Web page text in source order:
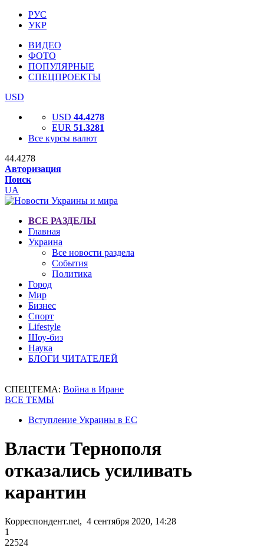
РУС
УКР
ВИДЕО
ФОТО
ПОПУЛЯРНЫЕ
СПЕЦПРОЕКТЫ
USD
USD 44.4278
EUR 51.3281
Все курсы валют
44.4278
Авторизация
Поиск
UA
ВСЕ РАЗДЕЛЫ
Главная
Украина
Все новости раздела
События
Политика
Город
Мир
Бизнес
Спорт
Lifestyle
Шоу-биз
Наука
БЛОГИ ЧИТАТЕЛЕЙ
СПЕЦТЕМА: Война в Иране
ВСЕ ТЕМЫ
Вступление Украины в ЕС
Власти Тернополя
отказались усиливать
карантин
Корреспондент.net, 4 сентября 2020, 14:28
1
22524